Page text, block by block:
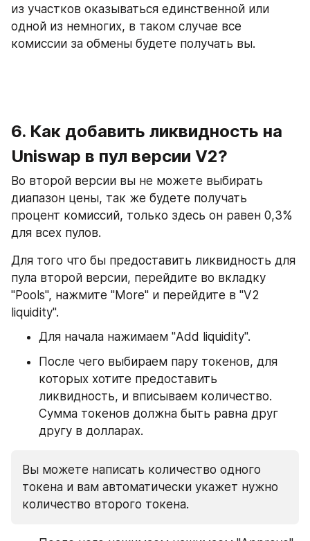
из участков оказываться единственной или
одной из немногих, в таком случае все
комиссии за обмены будете получать вы.
6. Как добавить ликвидность на
Uniswap в пул версии V2?
Во второй версии вы не можете выбирать
диапазон цены, так же будете получать
процент комиссий, только здесь он равен 0,3%
для всех пулов.
Для того что бы предоставить ликвидность для
пула второй версии, перейдите во вкладку
"Pools", нажмите "More" и перейдите в "V2
liquidity".
Для начала нажимаем "Add liquidity".
После чего выбираем пару токенов, для
которых хотите предоставить
ликвидность, и вписываем количество.
Сумма токенов должна быть равна друг
другу в долларах.
Вы можете написать количество одного
токена и вам автоматически укажет нужно
количество второго токена.